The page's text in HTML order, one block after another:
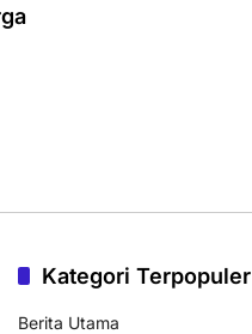
Kategori Terpopuler
Berita Utama